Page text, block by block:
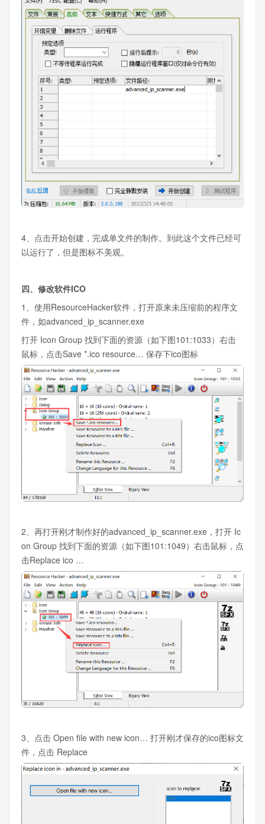
4、点击开始创建，完成单文件的制作。到此这个文件已经可
以运行了，但是图标不美观。
四、修改软件ICO
1、使用ResourceHacker软件，打开原来未压缩前的程序文
件，如advanced_ip_scanner.exe
打开 Icon Group 找到下面的资源（如下图101:1033）右击
鼠标，点击Save *.ico resource… 保存下ico图标
2、再打开刚才制作好的advanced_ip_scanner.exe，打开 Ic
on Group 找到下面的资源（如下图101:1049）右击鼠标，点
击Replace ico …
3、点击 Open file with new icon… 打开刚才保存的ico图标文
件，点击 Replace